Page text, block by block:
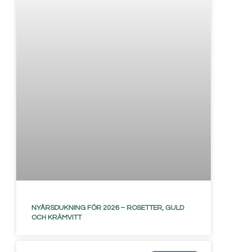
NYÅRSDUKNING FÖR 2026 – ROSETTER, GULD
OCH KRÄMVITT